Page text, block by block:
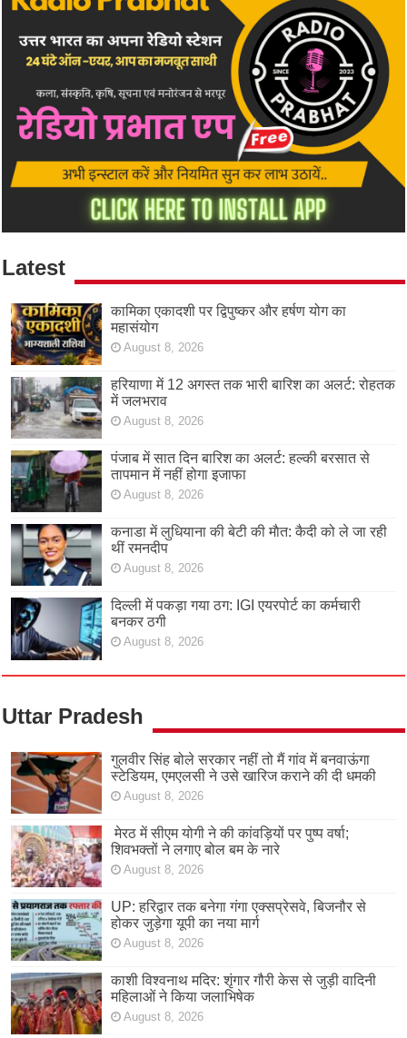
Latest
कामिका एकादशी पर द्विपुष्कर और हर्षण योग का
महासंयोग
August 8, 2026
हरियाणा में 12 अगस्त तक भारी बारिश का अलर्ट: रोहतक
में जलभराव
August 8, 2026
पंजाब में सात दिन बारिश का अलर्ट: हल्की बरसात से
तापमान में नहीं होगा इजाफा
August 8, 2026
कनाडा में लुधियाना की बेटी की माैत: कैदी को ले जा रही
थीं रमनदीप
August 8, 2026
दिल्ली में पकड़ा गया ठग: IGI एयरपोर्ट का कर्मचारी
बनकर ठगी
August 8, 2026
Uttar Pradesh
गुलवीर सिंह बोले सरकार नहीं तो मैं गांव में बनवाऊंगा
स्टेडियम, एमएलसी ने उसे खारिज कराने की दी धमकी
August 8, 2026
मेरठ में सीएम योगी ने की कांवड़ियों पर पुष्प वर्षा;
शिवभक्तों ने लगाए बोल बम के नारे
August 8, 2026
UP: हरिद्वार तक बनेगा गंगा एक्सप्रेसवे, बिजनौर से
होकर जुड़ेगा यूपी का नया मार्ग
August 8, 2026
काशी विश्वनाथ मदिर: शृंगार गौरी केस से जुड़ी वादिनी
महिलाओं ने किया जलाभिषेक
August 8, 2026